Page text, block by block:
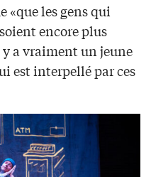
«que les gens qui
encore plus
a vraiment un jeune
est interpellé par ces